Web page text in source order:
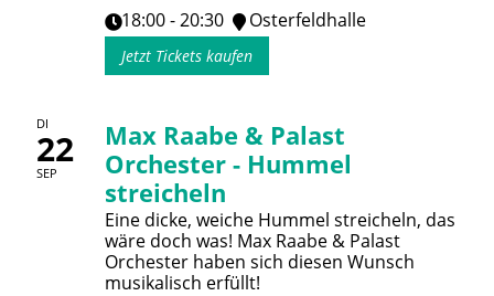
18:00 - 20:30
Osterfeldhalle
Jetzt Tickets kaufen
DI
22
SEP
Max Raabe & Palast
Orchester - Hummel
streicheln
Eine dicke, weiche Hummel streicheln, das
wäre doch was! Max Raabe & Palast
Orchester haben sich diesen Wunsch
musikalisch erfüllt!